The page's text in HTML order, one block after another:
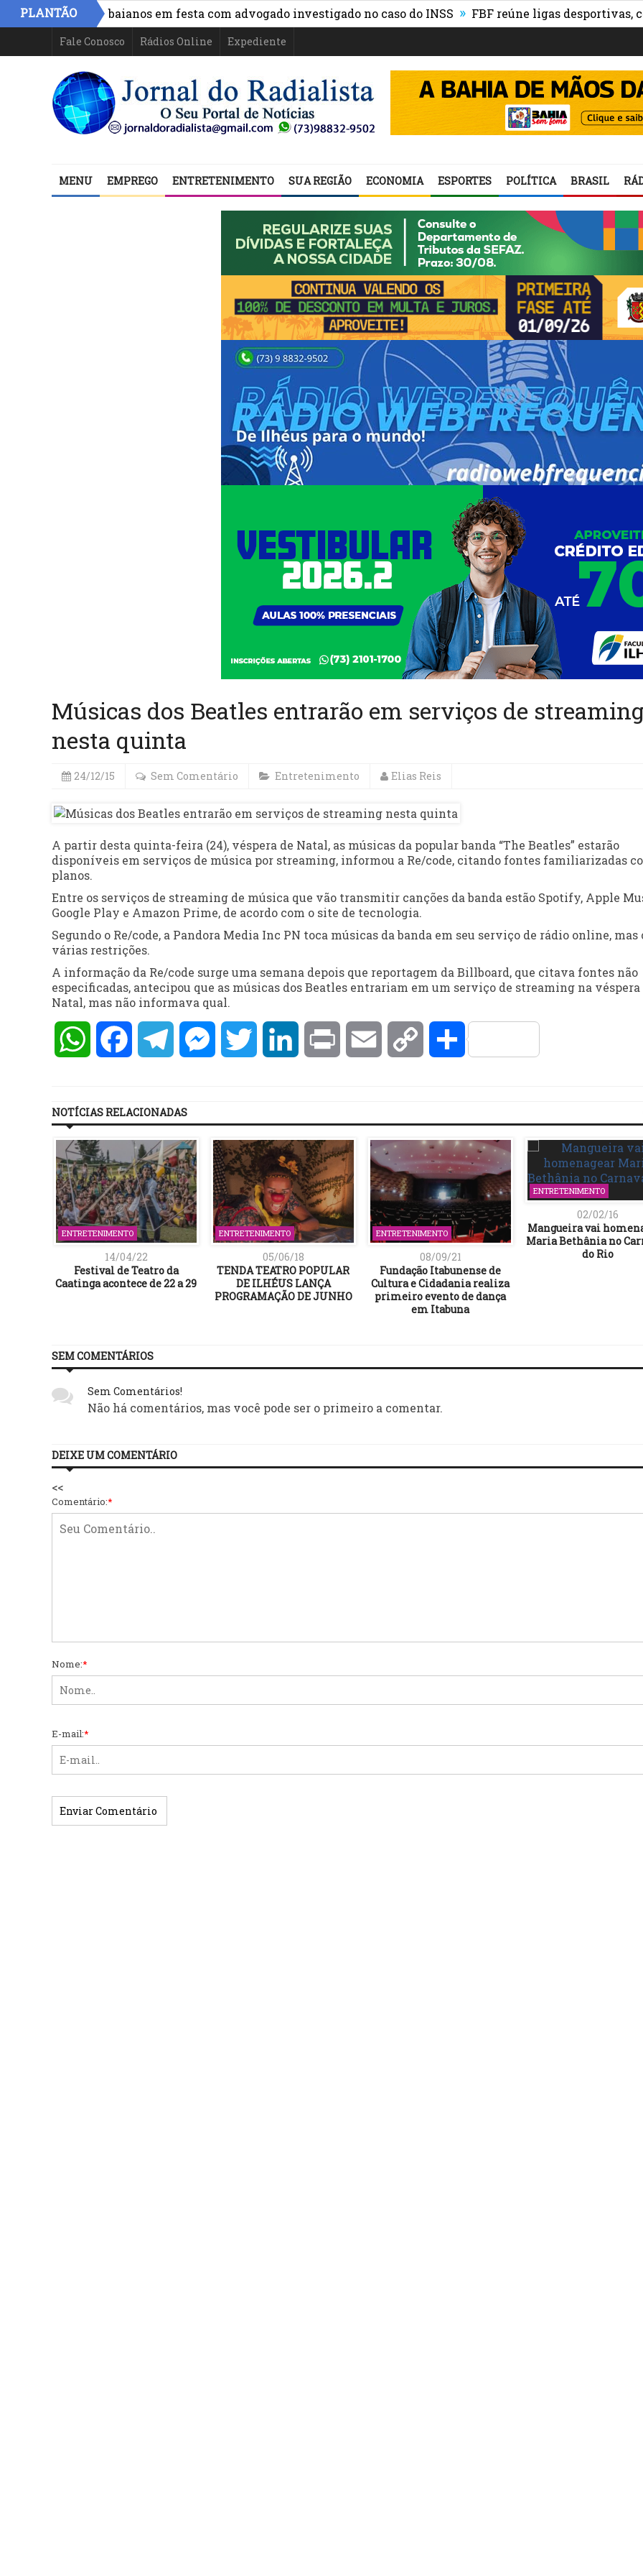
PLANTÃO
políticos baianos em festa com advogado investigado no caso do INSS » FBF reúne ligas desportivas,
Fale Conosco Rádios Online Expediente
MENU EMPREGO ENTRETENIMENTO SUA REGIÃO ECONOMIA ESPORTES POLÍTICA BRASIL
Músicas dos Beatles entrarão em serviços de
nesta quinta
24/12/15 Sem Comentário Entretenimento Elias Reis
A partir desta quinta-feira (24), véspera de Natal, as músicas da popular banda “The Beatles” estarão
disponíveis em serviços de música por streaming, informou a Re/code, citando fontes familiarizadas
planos.
Entre os serviços de streaming de música que vão transmitir canções da banda estão Spotify, Apple
Google Play e Amazon Prime, de acordo com o site de tecnologia.
Segundo o Re/code, a Pandora Media Inc PN toca músicas da banda em seu serviço de rádio online, mas
várias restrições.
A informação da Re/code surge uma semana depois que reportagem da Billboard, que citava fontes não
especificadas, antecipou que as músicas dos Beatles entrariam em um serviço de streaming na véspera
Natal, mas não informava qual.
WhatsAppFacebookTelegramMessengerTwitter LinkedInPrint Email Copy Compartilhar
NOTÍCIAS RELACIONADAS
ENTRETENIMENTO
14/04/22
Festival de Teatro da
Caatinga acontece de 22 a 29
ENTRETENIMENTO
05/06/18
TENDA TEATRO POPULAR
DE ILHÉUS LANÇA
PROGRAMAÇÃO DE JUNHO
ENTRETENIMENTO
08/09/21
Fundação Itabunense de
Cultura e Cidadania realiza
primeiro evento de dança
em Itabuna
ENTRETENIMENTO
02/02/16
Mangueira vai
Maria Bethânia no
do Rio
SEM COMENTÁRIOS
Sem Comentários!
Não há comentários, mas você pode ser o primeiro a comentar.
DEIXE UM COMENTÁRIO
<<
Comentário:*
Nome:*
E-mail:*